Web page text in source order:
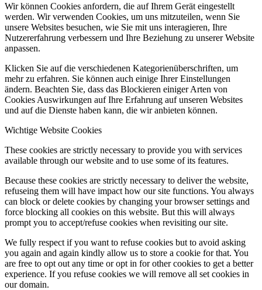
Wir können Cookies anfordern, die auf Ihrem Gerät eingestellt
werden. Wir verwenden Cookies, um uns mitzuteilen, wenn Sie
unsere Websites besuchen, wie Sie mit uns interagieren, Ihre
Nutzererfahrung verbessern und Ihre Beziehung zu unserer Website
anpassen.
Klicken Sie auf die verschiedenen Kategorienüberschriften, um
mehr zu erfahren. Sie können auch einige Ihrer Einstellungen
ändern. Beachten Sie, dass das Blockieren einiger Arten von
Cookies Auswirkungen auf Ihre Erfahrung auf unseren Websites
und auf die Dienste haben kann, die wir anbieten können.
Wichtige Website Cookies
These cookies are strictly necessary to provide you with services
available through our website and to use some of its features.
Because these cookies are strictly necessary to deliver the website,
refuseing them will have impact how our site functions. You always
can block or delete cookies by changing your browser settings and
force blocking all cookies on this website. But this will always
prompt you to accept/refuse cookies when revisiting our site.
We fully respect if you want to refuse cookies but to avoid asking
you again and again kindly allow us to store a cookie for that. You
are free to opt out any time or opt in for other cookies to get a better
experience. If you refuse cookies we will remove all set cookies in
our domain.